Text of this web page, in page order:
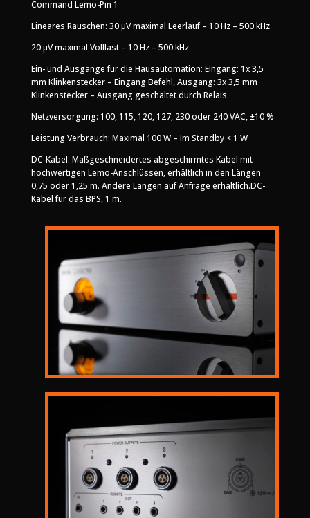
Command Lemo-Pin 1
Lineares Rauschen: 30 μV maximal Leerlauf – 10 Hz – 500 kHz
20 μV maximal Volllast – 10 Hz – 500 kHz
Ein- und Ausgänge für die Hausautomation: Eingang: 1x 3,5
mm Klinkenstecker – Eingang Befehl, Ausgang: 3x 3,5 mm
Klinkenstecker – Ausgang geschaltet durch Relais
Netzversorgung: 100, 115, 120, 127, 230 oder 240 VAC, ±10 %
Leistung Verbrauch: Maximal 100 W – Im Standby < 1 W
DC-Kabel: Maßgeschneidertes abgeschirmtes Kabel mit
hochwertigen Lemo-Anschlüssen, erhältlich in den Längen
0,75 oder 1,25 m. Andere Längen auf Anfrage erhältlich.DC-
Kabel für das BPS, 1 m.